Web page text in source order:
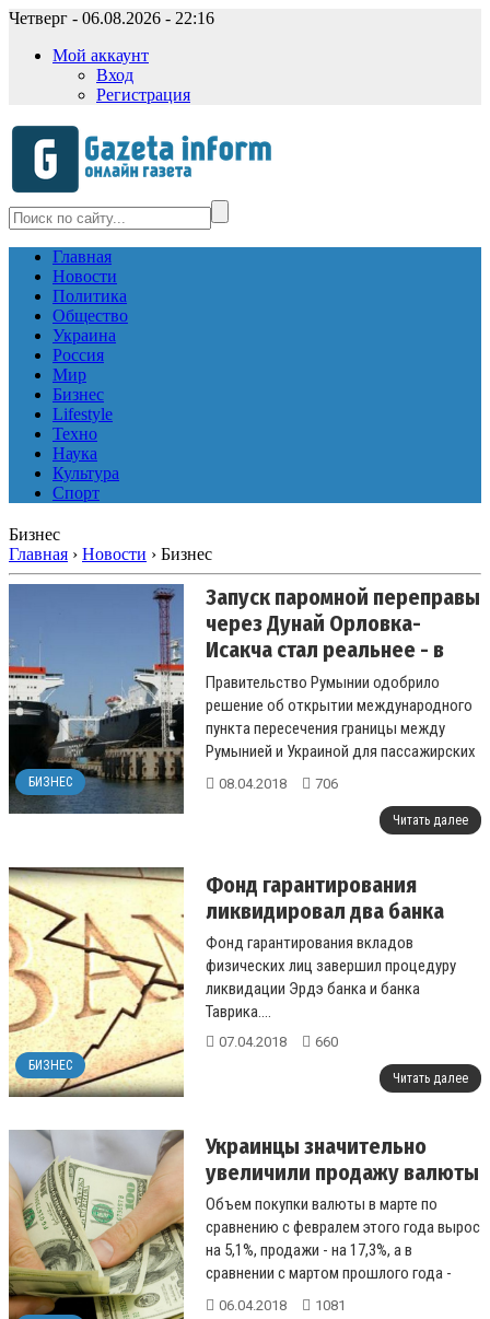
Четверг - 06.08.2026 - 22:16
Мой аккаунт
Вход
Регистрация
Главная
Новости
Политика
Общество
Украина
Россия
Мир
Бизнес
Lifestyle
Техно
Наука
Культура
Спорт
Бизнес
Главная › Новости › Бизнес
БИЗНЕС
Запуск паромной переправы
через Дунай Орловка-
Исакча стал реальнее - в
Румынии приняли решение
Правительство Румынии одобрило
решение об открытии международного
пункта пересечения границы между
Румынией и Украиной для пассажирских
и грузовых перевозок на будущей
08.04.2018 706
Читать далее
БИЗНЕС
Фонд гарантирования
ликвидировал два банка
Фонд гарантирования вкладов
физических лиц завершил процедуру
ликвидации Эрдэ банка и банка
Таврика....
07.04.2018 660
Читать далее
Украинцы значительно
увеличили продажу валюты
Объем покупки валюты в марте по
сравнению с февралем этого года вырос
на 5,1%, продажи - на 17,3%, а в
сравнении с мартом прошлого года -
соответственно в 2,7 раза и 1,8 раза....
06.04.2018 1081